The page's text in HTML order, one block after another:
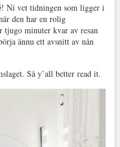
! Ni vet tidningen som ligger i
den har en rolig
tjugo minuter kvar av resan
ännu ett avsnitt av nån
Så y’all better read it.